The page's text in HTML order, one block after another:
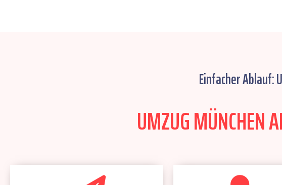
Einfacher Ablauf:
UMZUG MÜNCHEN